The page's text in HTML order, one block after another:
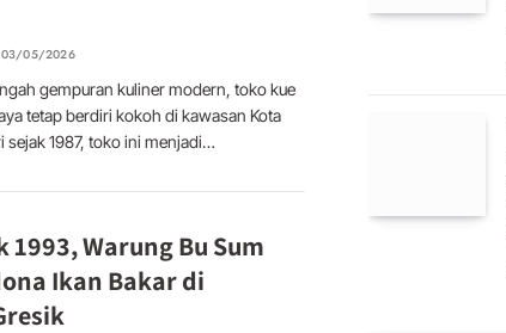
03/05/2026
gempuran kuliner modern, toko kue
tetap berdiri kokoh di kawasan Kota
sejak 1987, toko ini menjadi…
1993, Warung Bu Sum
Ikan Bakar di